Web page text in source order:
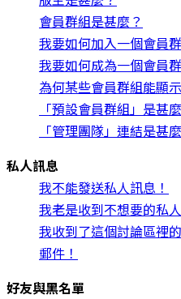
會員群組是甚麼？
我要如何加入一個會員
我要如何成為一個會員
為何某些會員群組能顯
「預設會員群組」是甚
「管理團隊」連結是甚
私人訊息
我不能發送私人訊息！
我老是收到不想要的私
我收到了這個討論區裡
郵件！
好友與黑名單